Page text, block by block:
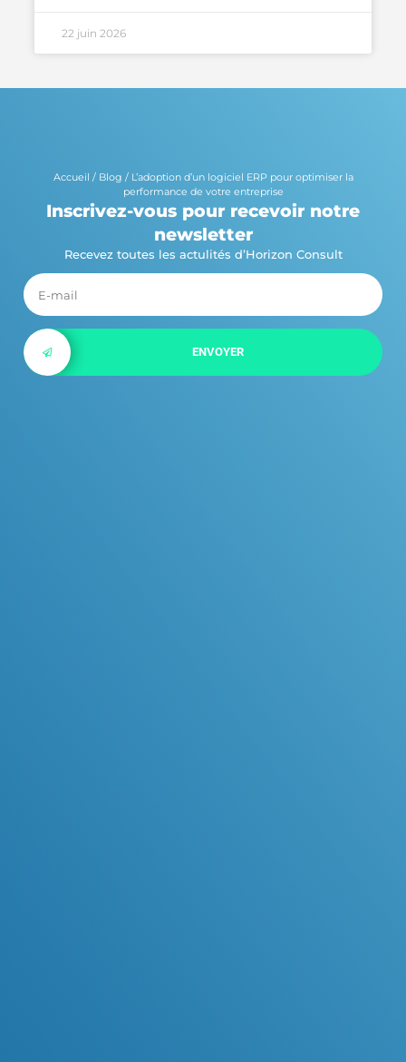
22 juin 2026
Accueil / Blog / L’adoption d’un logiciel ERP pour optimiser la
performance de votre entreprise
Inscrivez-vous pour recevoir notre
newsletter
Recevez toutes les actulités d’Horizon Consult
ENVOYER